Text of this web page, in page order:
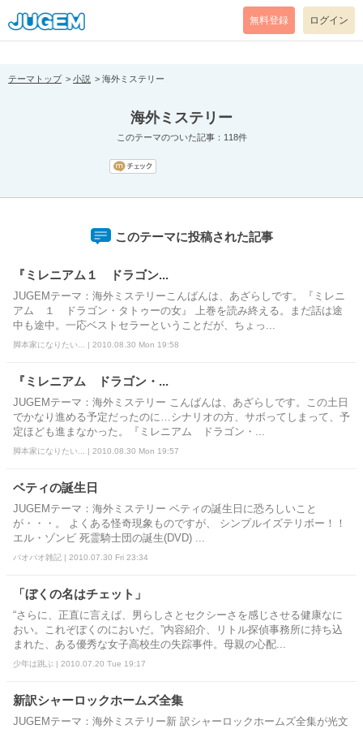
[pear_error: message="Success" code=0 mode=return level=notice
prefix="" info=""]
無料登録 ログイン
テーマトップ 小説 海外ミステリー
海外ミステリー
このテーマのついた記事：118件
このテーマに投稿された記事
『ミレニアム１ ドラゴン...
JUGEMテーマ：海外ミステリーこんばんは、あざらしです。『ミレニ
アム １ ドラゴン・タトゥーの女』 上巻を読み終える。まだ話は途
中も途中。一応ベストセラーということだが、ちょっ...
脚本家になりたい... | 2010.08.30 Mon 19:58
『ミレニアム ドラゴン・...
JUGEMテーマ：海外ミステリー こんばんは、あざらしです。この土日
でかなり進める予定だったのに…シナリオの方、サボってしまって、予
定ほども進まなかった。『ミレニアム ドラゴン・...
脚本家になりたい... | 2010.08.30 Mon 19:57
ベティの誕生日
JUGEMテーマ：海外ミステリー ベティの誕生日に恐ろしいこと
が・・・。 よくある怪奇現象ものですが、 シンプルイズテリボー！！
エル・ゾンビ 死霊騎士団の誕生(DVD) ...
パオパオ雑記 | 2010.07.30 Fri 23:34
「ぼくの名はチェット」
“さらに、正直に言えば、男らしさとセクシーさを感じさせる健康なに
おい。これぞぼくのにおいだ。”内容紹介、リトル探偵事務所に持ち込
まれた、ある優秀な女子高校生の失踪事件。母親の心配...
少年は跳ぶ | 2010.07.20 Tue 19:17
新訳シャーロックホームズ全集
JUGEMテーマ：海外ミステリー新 訳シャーロックホームズ全集が光文